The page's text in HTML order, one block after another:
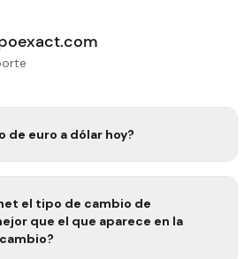
de euro a dólar hoy?
de
que el que aparece en la
web y oficinas de cambio?